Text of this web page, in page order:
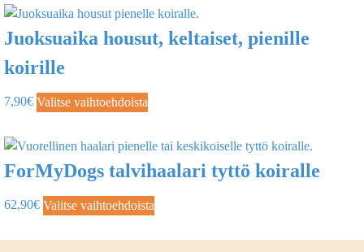
Juoksuaika housut, keltaiset, pienille
koirille
7,90€ Valitse vaihtoehdoista
ForMyDogs talvihaalari tyttö koiralle
62,90€ Valitse vaihtoehdoista